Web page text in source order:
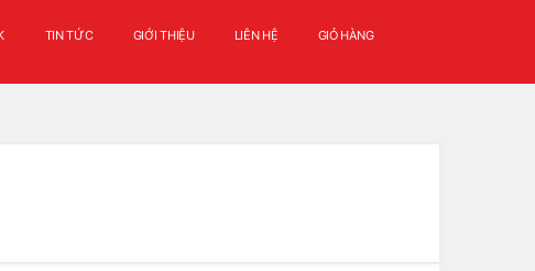
TIN TỨC GIỚI THIỆU LIÊN HỆ GIỎ HÀNG